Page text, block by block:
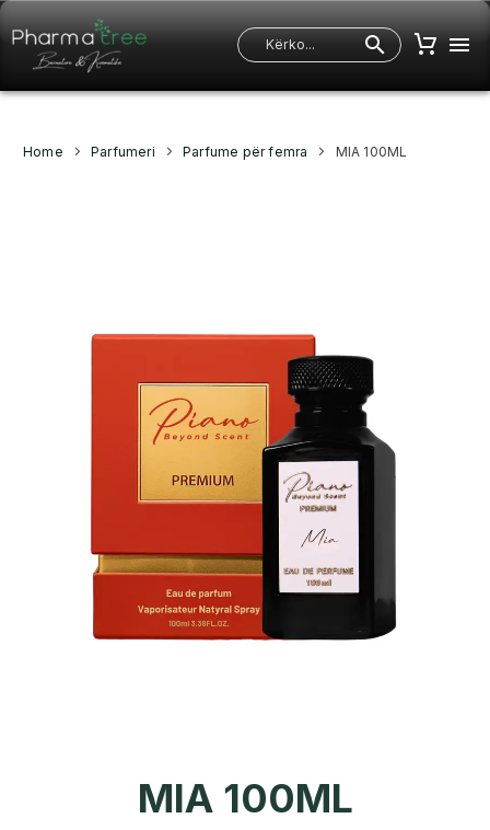
Home Parfumeri Parfume për femra MIA 100ML
MIA 100ML